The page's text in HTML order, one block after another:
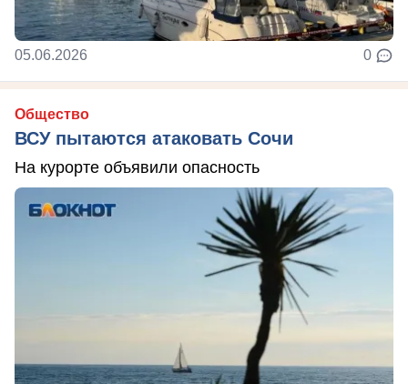
05.06.2026 0
Общество
ВСУ пытаются атаковать Сочи
На курорте объявили опасность